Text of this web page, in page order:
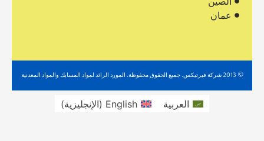
عمان
© 2013 شركة فيرتيكس. جميع الحقوق محفوظة. المورد الرائد لمواد المسابك والمواد المعدنية
العربية English
(الإنجليزية)